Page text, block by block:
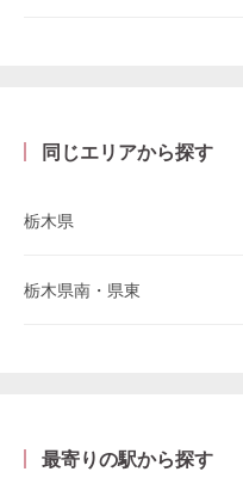
同じエリアから探す
栃木県
栃木県南・県東
最寄りの駅から探す